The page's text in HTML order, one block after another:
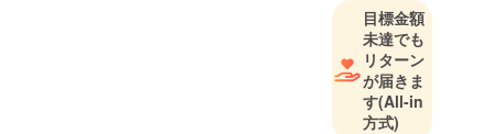
目標金額
未達でも
リターン
が届きま
す(All-in
方式)